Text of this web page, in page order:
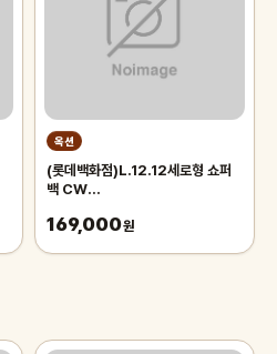
옥션
(롯데백화점)L.12.12세로형 쇼퍼
백 CW
169,000원